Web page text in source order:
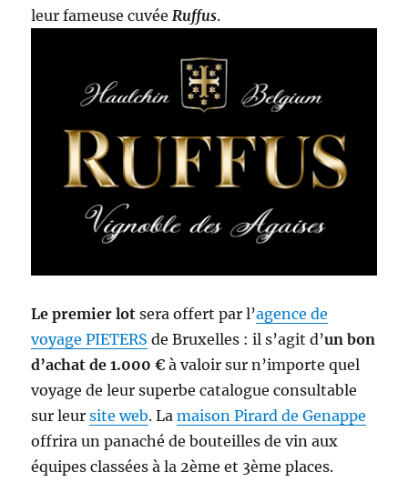
leur fameuse cuvée Ruffus.
Le premier lot sera offert par l’agence de
voyage PIETERS de Bruxelles : il s’agit d’un bon
d’achat de 1.000 € à valoir sur n’importe quel
voyage de leur superbe catalogue consultable
sur leursite web. Lamaison Pirard de Genappe
offrira un panaché de bouteilles de vin aux
équipes classées à la 2ème et 3ème places.